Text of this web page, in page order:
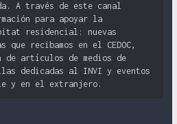
A través de este canal
para apoyar la
residencial: nuevas
que recibamos en el CEDOC,
de artículos de medios de
dedicadas al INVI y eventos
y en el extranjero.